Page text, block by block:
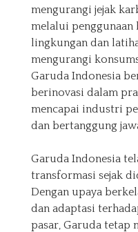
mengurangi jejak
melalui penggunaan
lingkungan dan
mengurangi
Garuda Indonesia
berinovasi dalam
mencapai industri
dan bertanggung
Garuda Indonesia
transformasi sejak
Dengan upaya
dan adaptasi
pasar, Garuda tetap